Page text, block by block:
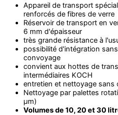
Appareil de transport
renforcés de fibres de verre
Réservoir de transport en
6 mm d'épaisseur
très grande résistance à
possibilité d'intégration
convoyage
convient aux hottes de
intermédiaires KOCH
entretien et nettoyage sans
Nettoyage par palettes
µm)
Volumes de 10, 20 et 30